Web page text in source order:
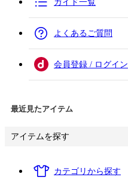
ガイド一覧
よくあるご質問
会員登録 / ログイン
最近見たアイテム
アイテムを探す
カテゴリから探す